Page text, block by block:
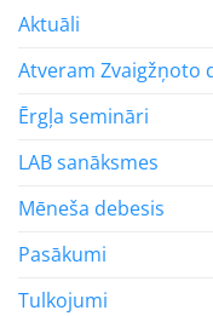
Aktuāli
Atveram Zvaigžņoto
Ērgļa semināri
LAB sanāksmes
Mēneša debesis
Pasākumi
Tulkojumi